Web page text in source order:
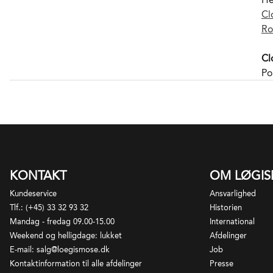
KONTAKT
Kundeservice
Tlf.: (+45) 33 32 93 32
Mandag - fredag 09.00-15.00
Weekend og helligdage: lukket
E-mail: salg@loegismose.dk
Kontaktinformation til alle afdelinger
OM
Ansvarlighed
Historien
International
Afdelinger
Job
Presse